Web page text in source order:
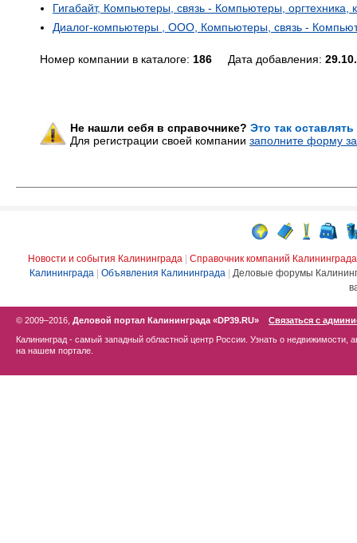
Гигабайт, Компьютеры, связь - Компьютеры, оргтехника,
Диалог-компьютеры , ООО, Компьютеры, связь -
Номер компании в каталоге: 186 Дата добавления:
Не нашли себя в справочнике? Это так
Для регистрации своей компании заполните форму
Новости и события Калининграда
Справочник компаний Калининграда
Калининграда
Объявления Калининграда
Деловые форумы
© 2009–2016, Деловой портал Калининграда «DP39.RU»
Связаться с
Калининград - самый западный областной центр России. Узнать о недвижимости,
на нашем портале.